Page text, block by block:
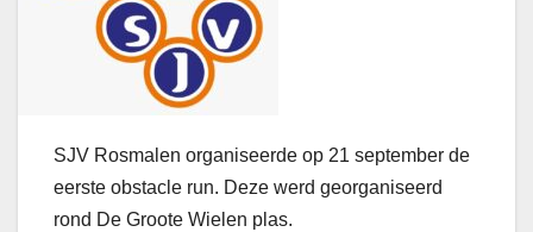
SJV Rosmalen organiseerde op 21 september de
eerste obstacle run. Deze werd georganiseerd
rond De Groote Wielen plas.